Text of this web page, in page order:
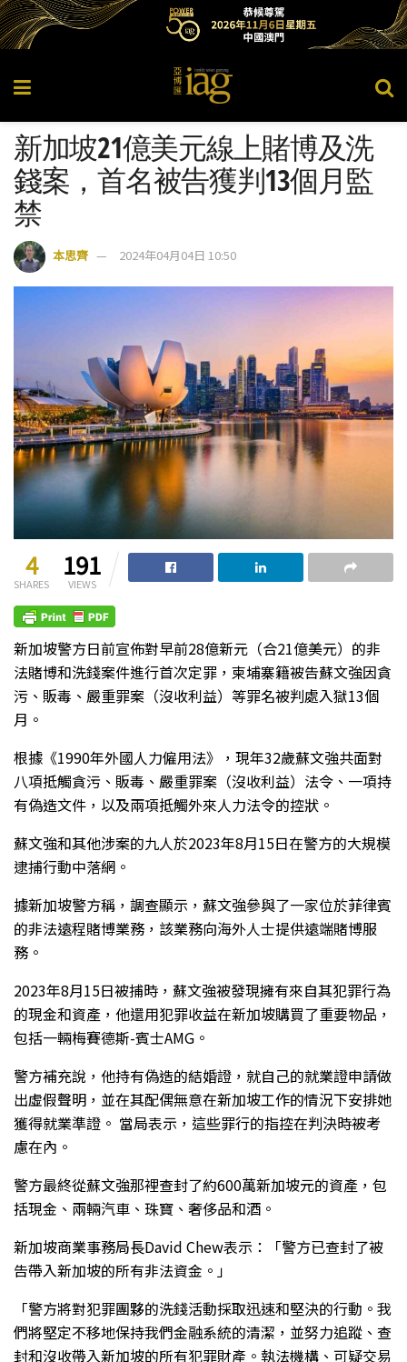
新加坡21億美元線上賭博及洗
錢案，首名被告獲判13個月監
禁
本思齊 2024年04月04日 10:50
4
SHARES
191
VIEWS
新加坡警方日前宣佈對早前28億新元（合21億美元）的非
法賭博和洗錢案件進行首次定罪，柬埔寨籍被告蘇文強因貪
污、販毒、嚴重罪案（沒收利益）等罪名被判處入獄13個
月。
根據《1990年外國人力僱用法》，現年32歲蘇文強共面對
八項抵觸貪污、販毒、嚴重罪案（沒收利益）法令、一項持
有偽造文件，以及兩項抵觸外來人力法令的控狀。
蘇文強和其他涉案的九人於2023年8月15日在警方的大規模
逮捕行動中落網。
據新加坡警方稱，調查顯示，蘇文強參與了一家位於菲律賓
的非法遠程賭博業務，該業務向海外人士提供遠端賭博服
務。
2023年8月15日被捕時，蘇文強被發現擁有來自其犯罪行為
的現金和資產，他還用犯罪收益在新加坡購買了重要物品，
包括一輛梅賽德斯-賓士AMG。
警方補充說，他持有偽造的結婚證，就自己的就業證申請做
出虛假聲明，並在其配偶無意在新加坡工作的情況下安排她
獲得就業準證。 當局表示，這些罪行的指控在判決時被考
慮在內。
警方最終從蘇文強那裡查封了約600萬新加坡元的資產，包
括現金、兩輛汽車、珠寶、奢侈品和酒。
新加坡商業事務局長David Chew表示：「警方已查封了被
告帶入新加坡的所有非法資金。」
「警方將對犯罪團夥的洗錢活動採取迅速和堅決的行動。我
們將堅定不移地保持我們金融系統的清潔，並努力追蹤、查
封和沒收帶入新加坡的所有犯罪財產。執法機構、可疑交易